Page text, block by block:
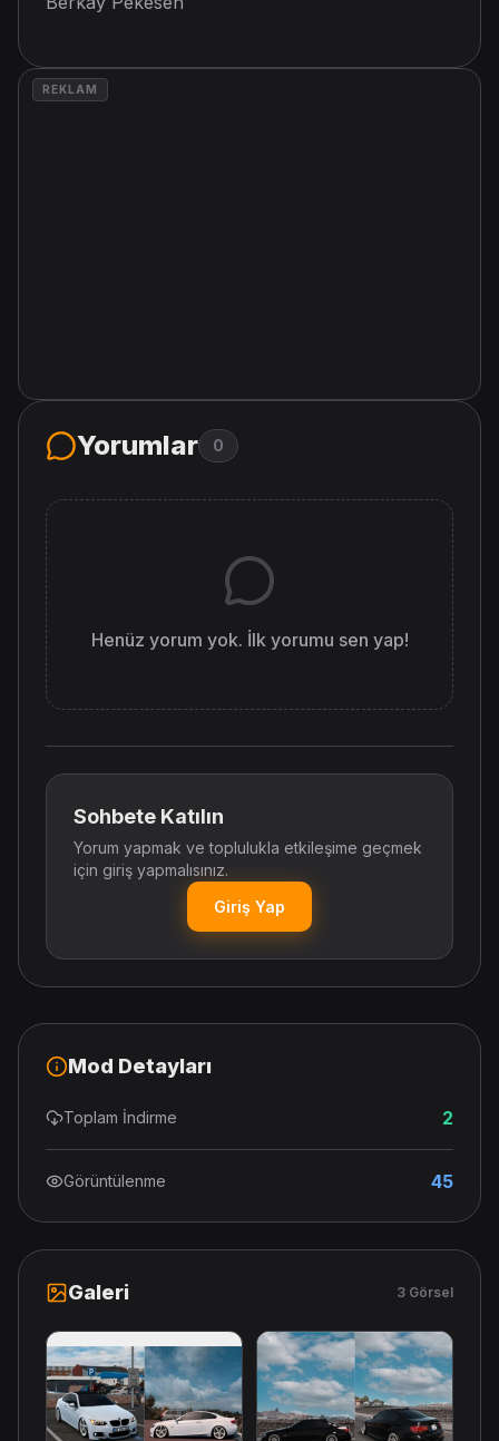
REKLAM
Yorumlar 0
Henüz yorum yok. İlk yorumu sen yap!
Sohbete Katılın
Yorum yapmak ve toplulukla etkileşime geçmek
için giriş yapmalısınız.
Giriş Yap
Mod Detayları
Toplam İndirme 2
Görüntülenme 45
Galeri 3 Görsel